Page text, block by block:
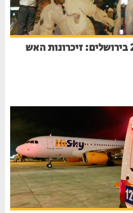
23 שנים לטבח בקו 2 בירושלים: זיכרונות האש